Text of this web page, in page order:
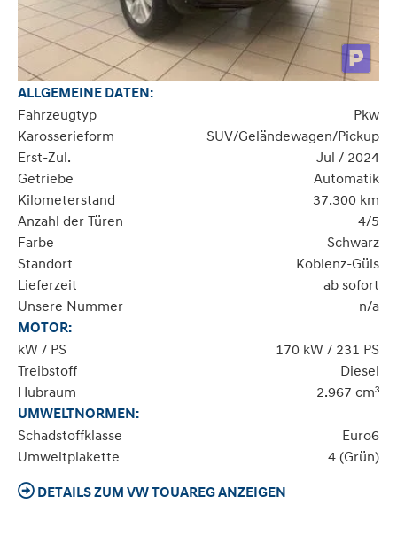
ALLGEMEINE DATEN:
Fahrzeugtyp
Pkw
Karosserieform
SUV/Geländewagen/Pickup
Erst-Zul.
Jul / 2024
Getriebe
Automatik
Kilometerstand
37.300 km
Anzahl der Türen
4/5
Farbe
Schwarz
Standort
Koblenz-Güls
Lieferzeit
ab sofort
Unsere Nummer
n/a
MOTOR:
kW / PS
170 kW / 231 PS
Treibstoff
Diesel
Hubraum
2.967 cm³
UMWELTNORMEN:
Schadstoffklasse
Euro6
Umweltplakette
4 (Grün)
DETAILS ZUM VW TOUAREG ANZEIGEN